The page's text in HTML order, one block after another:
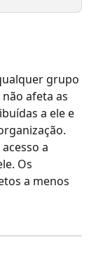
grupo
afeta as
a ele e
a
Os
a menos